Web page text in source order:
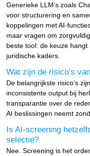
Generieke LLM’s zoals
voor structurering en
koppelingen met AI-
maar vragen om
beste tool: de keuze
juridische kaders.
Wat zijn de risico’s
De belangrijkste risico’s
inconsistente output bij
transparantie over de
AI beslissingen neemt
Is AI-screening
selectie?
Nee. Screening is het